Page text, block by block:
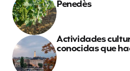
Penedès
Actividades
conocidas que